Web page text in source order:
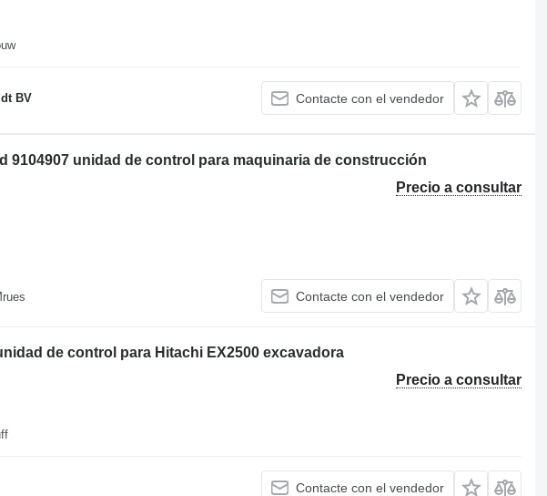
BV Contacte con el vendedor
9104907 unidad de control para maquinaria de construcción
Precio a consultar
Contacte con el vendedor
de control para Hitachi EX2500 excavadora
Precio a consultar
Contacte con el vendedor